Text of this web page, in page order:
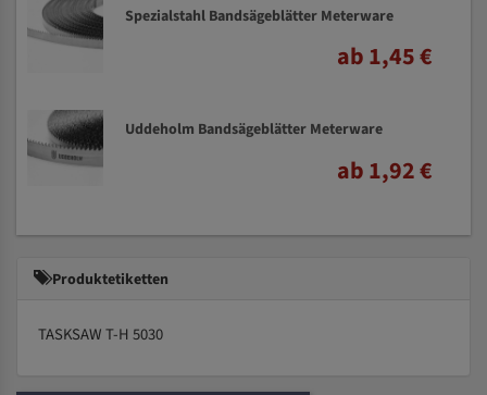
Spezialstahl Bandsägeblätter Meterware
ab 1,45 €
Uddeholm Bandsägeblätter Meterware
ab 1,92 €
Produktetiketten
TASKSAW T-H 5030